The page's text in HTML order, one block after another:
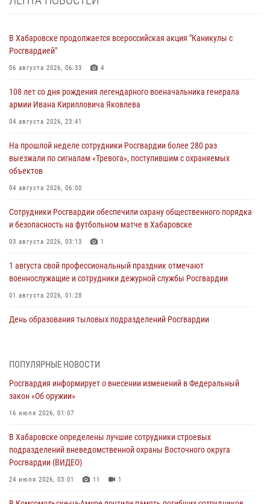
В Хабаровске продолжается всероссийская акция "Каникулы с
Росгвардией"
06 августа 2026, 06:33 4
108 лет со дня рождения легендарного военачальника генерала
армии Ивана Кирилловича Яковлева
04 августа 2026, 23:41
На прошлой неделе сотрудники Росгвардии более 280 раз
выезжали по сигналам «Тревога», поступившим с охраняемых
объектов
04 августа 2026, 06:00
Сотрудники Росгвардии обеспечили охрану общественного порядка
и безопасность на футбольном матче в Хабаровске
03 августа 2026, 03:13 1
1 августа свой профессиональный праздник отмечают
военнослужащие и сотрудники дежурной службы Росгвардии
01 августа 2026, 01:28
День образования тыловых подразделений Росгвардии
В Управлении Росгвардии по Хабаровскому краю состоялось
избирательного права
31 июля 2026, 03:26
женщине, потерявшей сознание во время массового мероприятия
29 июля 2026, 23:24
В Хабаровске продолжается акция «Каникулы с Росгвардией»
ПОПУЛЯРНЫЕ НОВОСТИ
Росгвардия информирует о внесении изменений в Федеральный
закон «Об оружии»
16 июля 2026, 01:07
В Хабаровске определены лучшие сотрудники строевых
подразделений вневедомственной охраны Восточного округа
Росгвардии (ВИДЕО)
24 июля 2026, 03:01 11 1